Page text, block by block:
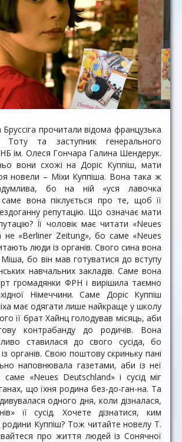
прочитали відома французька
Тоту та заступник генерального
ім. Олеся Гончара Галина Шендерук.
вони схожі на Доріс Куппіш, мати
новели – Міхи Куппіша. Вона така ж
бо на ній «уся лавочка
саме вона піклується про те, щоб її
репутацію. Що означає мати
Її чоловік має читати «Neues
не «Berliner Zeitung», бо саме «Neues
люди із органів. Свого сина вона
бо він мав готуватися до вступу
навчальних закладів. Саме вона
громадянки ФРН і вирішила таємно
Німеччини. Саме Доріс Куппіш
має одягати лише найкраще у школу
її брат Хайнц голодував місяць, аби
контрабанду до родичів. Вона
ставилася до свого сусіда, бо
органів. Свою поштову скриньку пані
наповнювала газетами, аби із неї
саме «Neues Deutschland» і сусід міг
що їхня родина без-до-ган-на. Та
одного дня, коли дізналася,
її сусід. Хочете дізнатися, ким
родини Куппіш? Тож читайте новелу Т.
про життя людей із Сонячної